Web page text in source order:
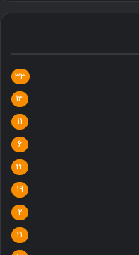
33
13
11
6
22
19
2
21